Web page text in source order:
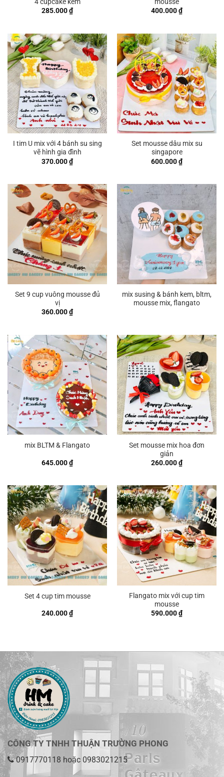
285.000₫
400.000₫
I tim U mix với 4 bánh su sing
vẽ hình gia đình
370.000₫
Set mousse dâu mix su
singapore
600.000₫
Set 9 cup vuông mousse đủ
vị
360.000₫
mix susing & bánh kem, bltm,
mousse mix, flangato
mix BLTM & Flangato
645.000₫
Set mousse mix hoa đơn
giản
260.000₫
Set 4 cup tim mousse
240.000₫
Flangato mix với cup tim
mousse
590.000₫
CÔNG TY TNHH THUẬN TRƯỜNG PHONG
0917770118 hoặc 0983021215